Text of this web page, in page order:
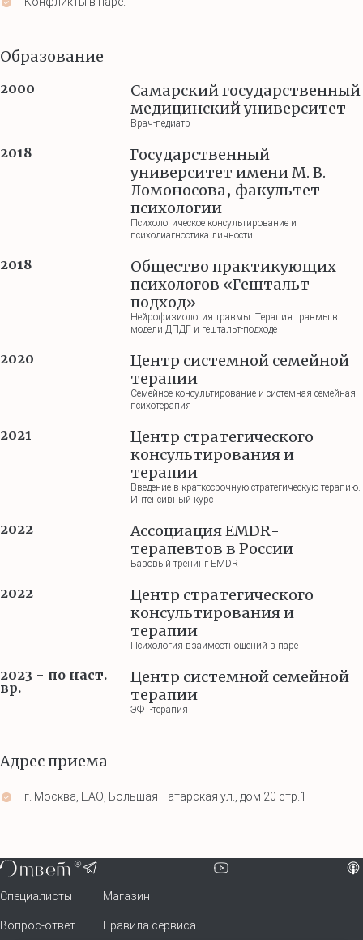
Образование
2000
Самарский государственный
медицинский университет
Врач-педиатр
2018
Государственный
университет имени М. В.
Ломоносова, факультет
психологии
Психологическое консультирование и
психодиагностика личности
2018
Общество практикующих
психологов «Гештальт-
подход»
Нейрофизиология травмы. Терапия травмы в
модели ДПДГ и гештальт-подходе
2020
Центр системной семейной
терапии
Семейное консультирование и системная семейная
психотерапия
2021
Центр стратегического
консультирования и
терапии
Введение в краткосрочную стратегическую терапию.
Интенсивный курс
2022
Ассоциация EMDR-
терапевтов в России
Базовый тренинг EMDR
2022
Центр стратегического
консультирования и
терапии
Психология взаимоотношений в паре
2023 - по наст.
вр.
Центр системной семейной
терапии
ЭФТ-терапия
Адрес приема
г. Москва, ЦАО, Большая Татарская ул., дом 20 стр.1
Специалисты Магазин
Вопрос-ответ Правила сервиса